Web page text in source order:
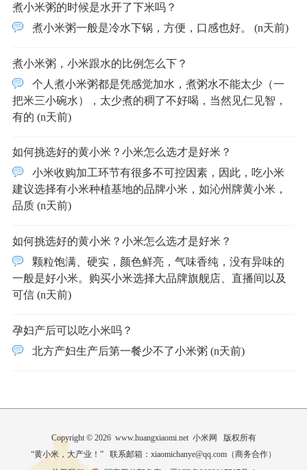
煮小米粥的时候是水开了下米吗？
煮小米粥一般是冷水下锅，方便，口感也好。 (n天前)
煮小米粥，小米跟水的比例怎么下？
个人煮小米粥都是凭感觉加水，煮粥水不能太少（一
把米三小碗水），太少煮的稠了不好喝，当然见仁见智，
有的 (n天前)
如何挑选好的黄小米？小米怎么选才是好米？
小米收购加工环节有很多不可控因素，因此，吃小米
建议选择有小米种植基地的品牌小米，如沁州牌黄小米，
品质 (n天前)
如何挑选好的黄小米？小米怎么选才是好米？
颗粒饱满、硬实，颜色鲜亮，气味香纯，没有异味的
一般是好小米。购买小米选择大品牌旗舰店、直播间以及
可信 (n天前)
孕妇产后可以吃小米吗？
北方产妇生产后第一餐少不了小米粥 (n天前)
Copyright © 2026 www.huangxiaomi.net 小米网 版权所有
“黄小米，大产业！” 联系邮箱：xiaomichanye@qq.com（商务合作）